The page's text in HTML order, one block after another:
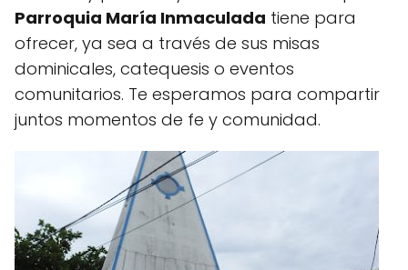
Parroquia María Inmaculada tiene para
ofrecer, ya sea a través de sus misas
dominicales, catequesis o eventos
comunitarios. Te esperamos para compartir
juntos momentos de fe y comunidad.